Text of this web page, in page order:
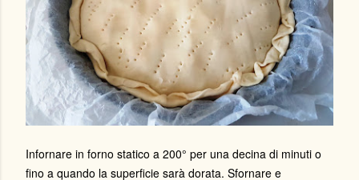
Infornare in forno statico a 200° per una decina di minuti o
fino a quando la superficie sarà dorata. Sfornare e